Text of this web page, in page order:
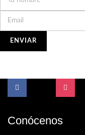
Conócenos